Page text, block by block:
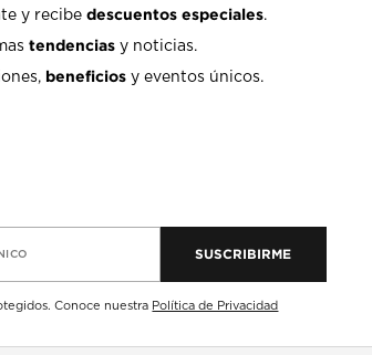
y recibedescuentos especiales.
tendencias y noticias.
beneficios y eventos únicos.
SUSCRIBIRME
Conoce nuestra Política de Privacidad